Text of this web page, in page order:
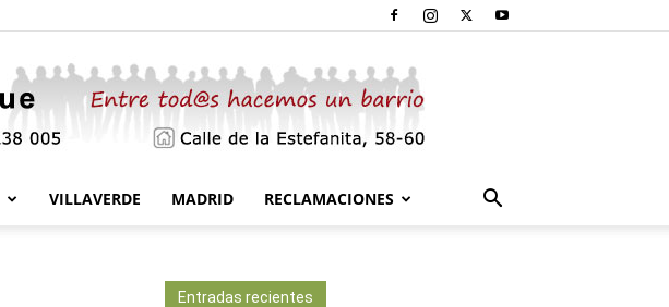
VILLAVERDE MADRID RECLAMACIONES
Entradas recientes